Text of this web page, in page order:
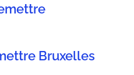
Bruxelles